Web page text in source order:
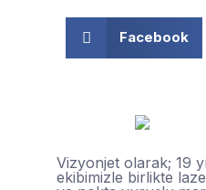
Facebook
Vizyonjet olarak; 19
ekibimizle birlikte